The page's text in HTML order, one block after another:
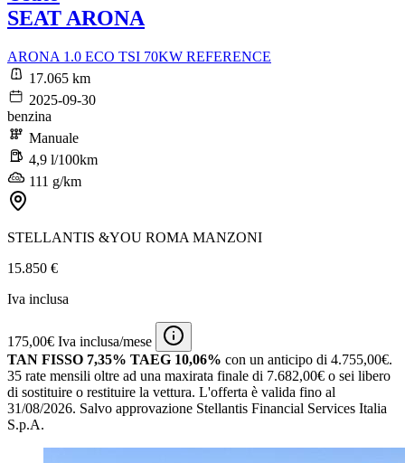
SEAT ARONA
ARONA 1.0 ECO TSI 70KW REFERENCE
17.065 km
2025-09-30
benzina
Manuale
4,9 l/100km
111 g/km
STELLANTIS &YOU ROMA MANZONI
15.850 €
Iva inclusa
175,00€ Iva inclusa/mese
TAN FISSO 7,35% TAEG 10,06% con un anticipo di 4.755,00€.
35 rate mensili oltre ad una maxirata finale di 7.682,00€ o sei libero
di sostituire o restituire la vettura. L'offerta è valida fino al
31/08/2026. Salvo approvazione Stellantis Financial Services Italia
S.p.A.